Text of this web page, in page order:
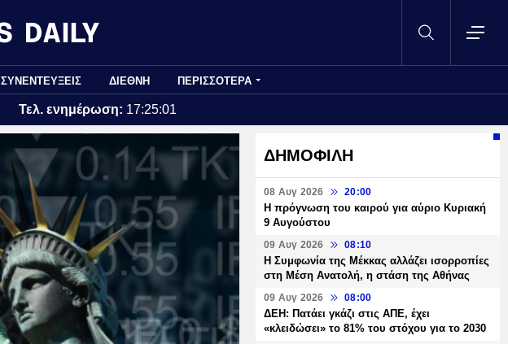
ΣΥΝΕΝΤΕΥΞΕΙΣ ΔΙΕΘΝΗ ΠΕΡΙΣΣΟΤΕΡΑ
Τελ. ενημέρωση: 17:25:01
ΔΗΜΟΦΙΛΗ
08 Αυγ 2026 20:00
Η πρόγνωση του καιρού για αύριο Κυριακή
9 Αυγούστου
09 Αυγ 2026 08:10
Η Συμφωνία της Μέκκας αλλάζει ισορροπίες
στη Μέση Ανατολή, η στάση της Αθήνας
09 Αυγ 2026 08:00
ΔΕΗ: Πατάει γκάζι στις ΑΠΕ, έχει
«κλειδώσει» το 81% του στόχου για το 2030